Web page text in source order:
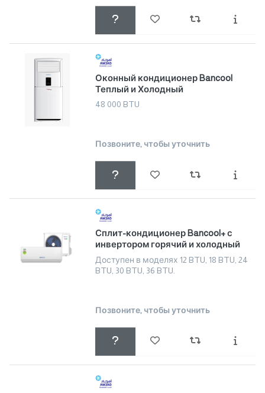
Оконный кондиционер Bancool
Теплый и Холодный
48 000 BTU
Позвоните, чтобы уточнить
Сплит-кондиционер Bancool+ с
инвертором горячий и холодный
Доступен в моделях 12 BTU, 18 BTU, 24
BTU, 30 BTU, 36 BTU.
Позвоните, чтобы уточнить